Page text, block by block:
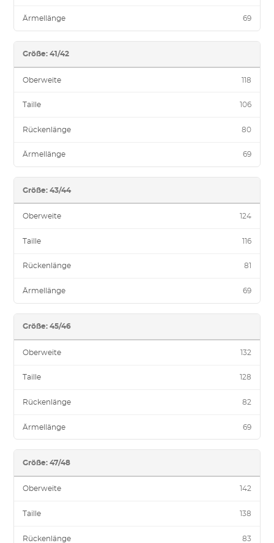
Ärmellänge 69
Größe: 41/42
Oberweite 118
Taille 106
Rückenlänge 80
Ärmellänge 69
Größe: 43/44
Oberweite 124
Taille 116
Rückenlänge 81
Ärmellänge 69
Größe: 45/46
Oberweite 132
Taille 128
Rückenlänge 82
Ärmellänge 69
Größe: 47/48
Oberweite 142
Taille 138
Rückenlänge 83